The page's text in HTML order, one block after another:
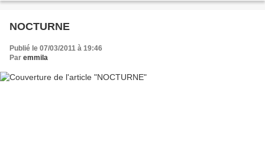
NOCTURNE
Publié le 07/03/2011 à 19:46
Par emmila